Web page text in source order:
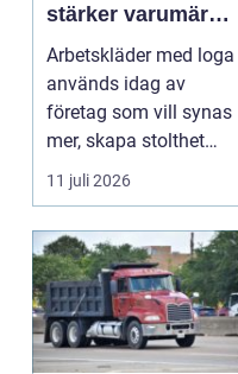
stärker varumärket
varje dag
Arbetskläder med loga
används idag av
företag som vill synas
mer, skapa stolthet
inte...
11 juli 2026